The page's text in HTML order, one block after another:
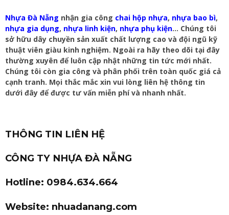
Nhựa Đà Nẵng nhận gia công chai hộp nhựa, nhựa bao bì,
nhựa gia dụng, nhựa linh kiện, nhựa phụ kiện… Chúng tôi
sở hữu dây chuyền sản xuất chất lượng cao và đội ngũ kỹ
thuật viên giàu kinh nghiệm. Ngoài ra hãy theo dõi tại đây
thường xuyên để luôn cập nhật những tin tức mới nhất.
Chúng tôi còn gia công và phân phối trên toàn quốc giá cả
cạnh tranh. Mọi thắc mắc xin vui lòng liên hệ thông tin
dưới đây để được tư vấn miễn phí và nhanh nhất.
THÔNG TIN LIÊN HỆ
CÔNG TY NHỰA ĐÀ NẴNG
Hotline: 0984.634.664
Website: nhuadanang.com